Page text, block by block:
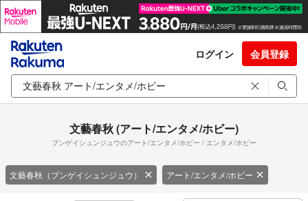
ログイン 会員登録
文藝春秋 (アート/エンタメ/ホビー)
ブンゲイシュンジュウのアート/エンタメ/ホビー / エンタメ/ホビー
文藝春秋（ブンゲイシュンジュウ） アート/エンタメ/ホビー